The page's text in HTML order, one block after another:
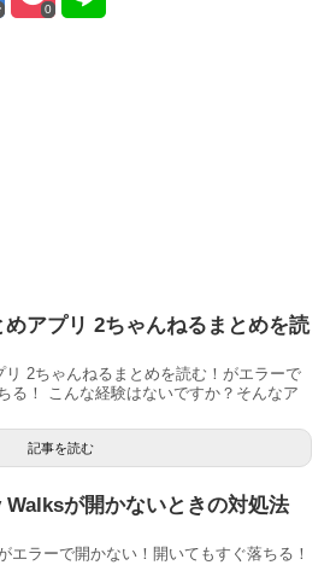
0
アプリ 2ちゃんねるまとめを読
2ちゃんねるまとめを読む！がエラーで
る！ こんな経験はないですか？そんなア
記事を読む
が開かないときの対処法
ラーで開かない！開いてもすぐ落ちる！